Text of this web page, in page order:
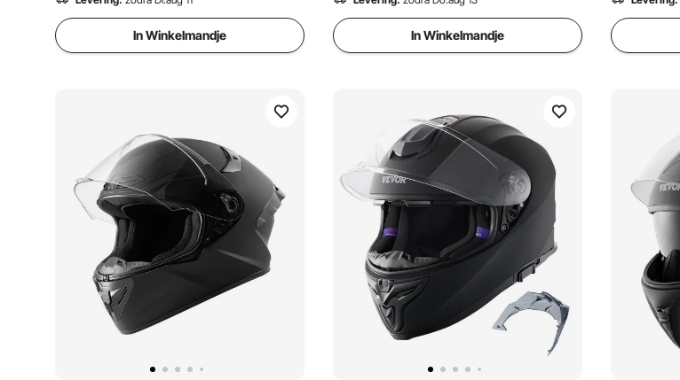
In Winkelmandje In Winkelmandje